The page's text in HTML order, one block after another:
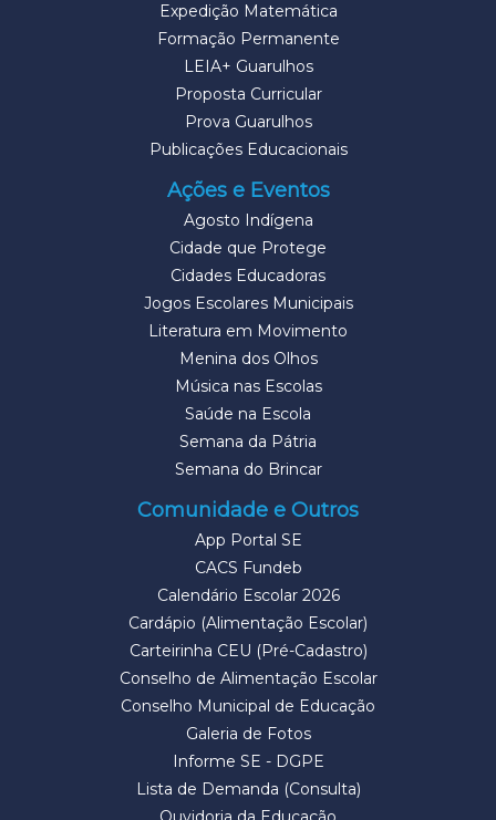
Expedição Matemática
Formação Permanente
LEIA+ Guarulhos
Proposta Curricular
Prova Guarulhos
Publicações Educacionais
Ações e Eventos
Agosto Indígena
Cidade que Protege
Cidades Educadoras
Jogos Escolares Municipais
Literatura em Movimento
Menina dos Olhos
Música nas Escolas
Saúde na Escola
Semana da Pátria
Semana do Brincar
Comunidade e Outros
App Portal SE
CACS Fundeb
Calendário Escolar 2026
Cardápio (Alimentação Escolar)
Carteirinha CEU (Pré-Cadastro)
Conselho de Alimentação Escolar
Conselho Municipal de Educação
Galeria de Fotos
Informe SE - DGPE
Lista de Demanda (Consulta)